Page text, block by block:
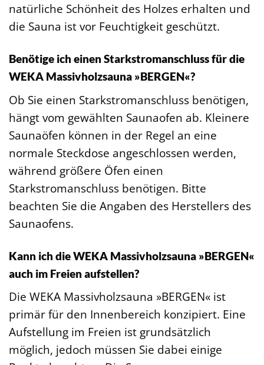
natürliche Schönheit des Holzes erhalten und
die Sauna ist vor Feuchtigkeit geschützt.
Benötige ich einen Starkstromanschluss für die
WEKA Massivholzsauna »BERGEN«?
Ob Sie einen Starkstromanschluss benötigen,
hängt vom gewählten Saunaofen ab. Kleinere
Saunaöfen können in der Regel an eine
normale Steckdose angeschlossen werden,
während größere Öfen einen
Starkstromanschluss benötigen. Bitte
beachten Sie die Angaben des Herstellers des
Saunaofens.
Kann ich die WEKA Massivholzsauna »BERGEN«
auch im Freien aufstellen?
Die WEKA Massivholzsauna »BERGEN« ist
primär für den Innenbereich konzipiert. Eine
Aufstellung im Freien ist grundsätzlich
möglich, jedoch müssen Sie dabei einige